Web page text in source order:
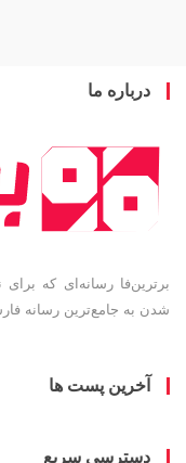
ما
رسانه‌ای که برای
جامع‌ترین رسانه فارسی
پست ها
سریع